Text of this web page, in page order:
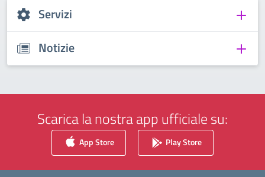
Servizi
Notizie
Scarica la nostra app ufficiale su:
App Store Play Store